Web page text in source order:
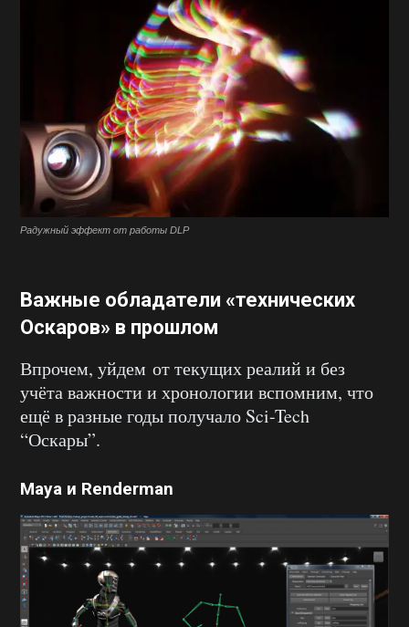
Радужный эффект от работы DLP
Важные обладатели «технических
Оскаров» в прошлом
Впрочем, уйдем от текущих реалий и без
учёта важности и хронологии вспомним, что
ещё в разные годы получало Sci-Tech
“Оскары”.
Maya и Renderman